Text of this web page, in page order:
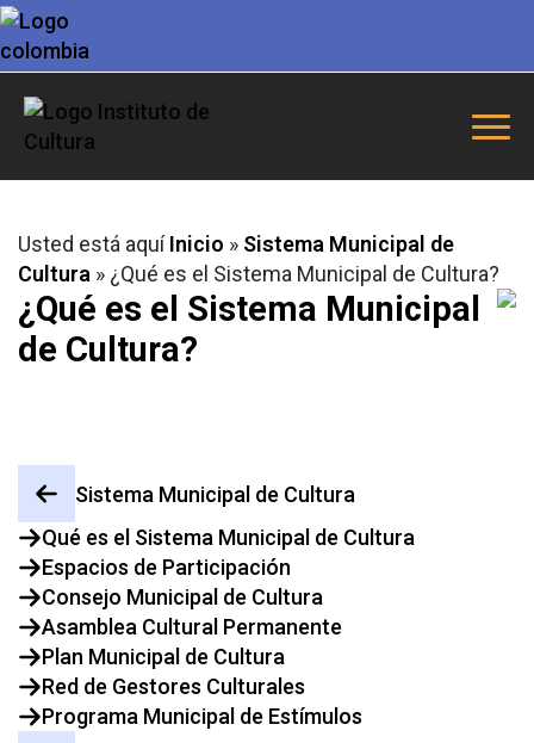
Usted está aquí Inicio » Sistema Municipal de
Cultura » ¿Qué es el Sistema Municipal de Cultura?
¿Qué es el Sistema Municipal
de Cultura?
Sistema Municipal de Cultura
Qué es el Sistema Municipal de Cultura
Espacios de Participación
Consejo Municipal de Cultura
Asamblea Cultural Permanente
Plan Municipal de Cultura
Red de Gestores Culturales
Programa Municipal de Estímulos